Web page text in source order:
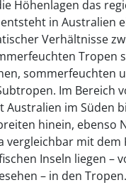
Höhenlagen das
in Australien
Verhältnisse
Tropen
sommerfeuchten
Im Bereich
Australien im Süden
hinein, ebenso
vergleichbar mit dem
Inseln liegen –
– in den Tropen.